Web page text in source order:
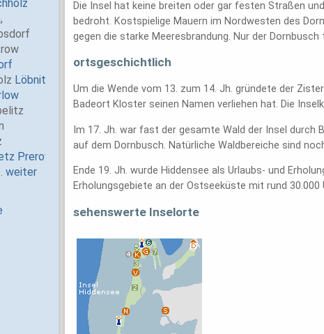
Die Insel hat keine breiten oder gar festen Straßen
bedroht. Kostspielige Mauern im Nordwesten des
gegen die starke Meeresbrandung. Nur der
ortsgeschichtlich
Um die Wende vom 13. zum 14. Jh. gründete der
Badeort Kloster seinen Namen verliehen hat. Die
Im 17. Jh. war fast der gesamte Wald der Insel
auf dem Dornbusch. Natürliche Waldbereiche sind
Ende 19. Jh. wurde Hiddensee als Urlaubs- und
Erholungsgebiete an der Ostseeküste mit rund 30.000
sehenswerte Inselorte